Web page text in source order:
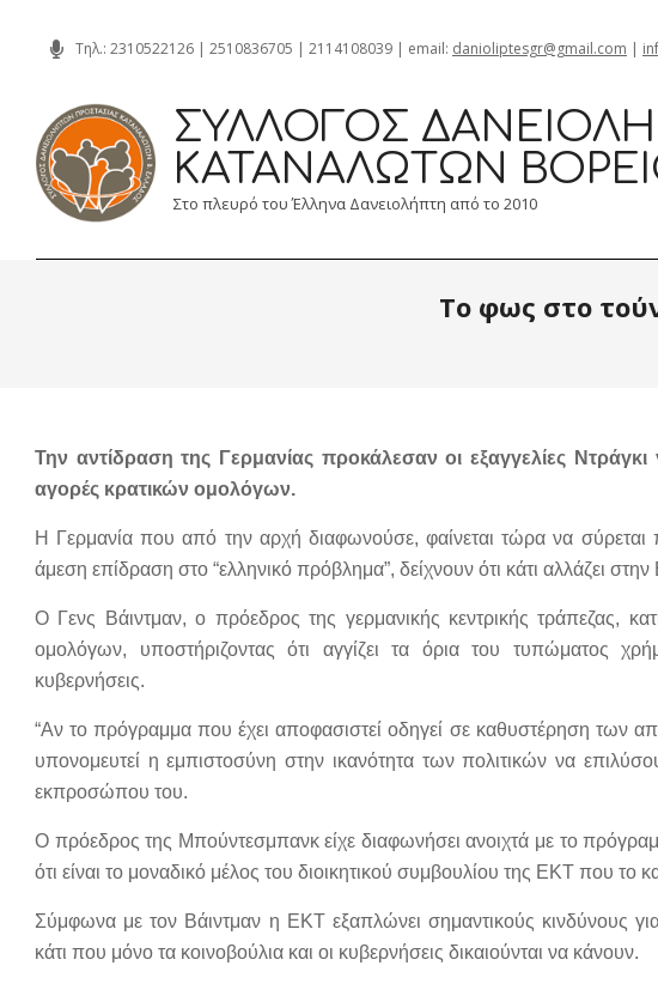
content
Τηλ.: 2310522126 | 2510836705 | 2114108039 | email: danioliptesgr@gmail.com |
ΣΎΛΛΟΓΟΣ
ΚΑΤΑΝΑΛΩΤΏΝ
Στο πλευρό του Έλληνα Δανειολήπτη από το 2010
Το φως στο
Την αντίδραση της Γερμανίας προκάλεσαν οι εξαγγελίες
αγορές κρατικών ομολόγων.
Η Γερμανία που από την αρχή διαφωνούσε, φαίνεται τώρα να σύρεται
άμεση επίδραση στο “ελληνικό πρόβλημα”, δείχνουν ότι κάτι αλλάζει
Ο Γενς Βάιντμαν, ο πρόεδρος της γερμανικής κεντρικής τράπεζας,
ομολόγων, υποστήριζοντας ότι αγγίζει τα όρια του τυπώματος
κυβερνήσεις.
“Αν το πρόγραμμα που έχει αποφασιστεί οδηγεί σε καθυστέρηση των
υπονομευτεί η εμπιστοσύνη στην ικανότητα των πολιτικών να
εκπροσώπου του.
Ο πρόεδρος της Μπούντεσμπανκ είχε διαφωνήσει ανοιχτά με το
ότι είναι το μοναδικό μέλος του διοικητικού συμβουλίου της ΕΚΤ που το
Σύμφωνα με τον Βάιντμαν η ΕΚΤ εξαπλώνει σημαντικούς κινδύνους
κάτι που μόνο τα κοινοβούλια και οι κυβερνήσεις δικαιούνται να κάνουν.